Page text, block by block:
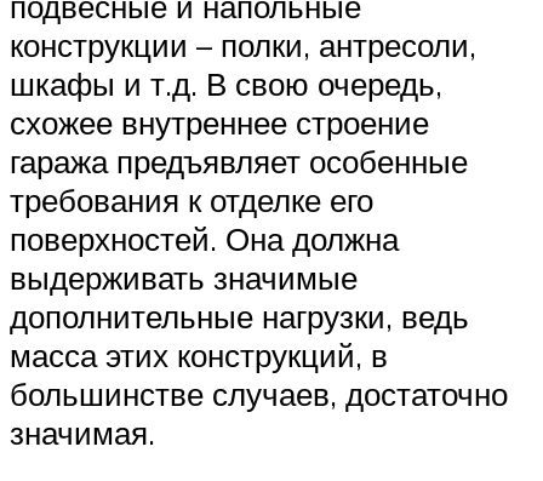
конструкции – полки, антресоли,
шкафы и т.д. В свою очередь,
схожее внутреннее строение
гаража предъявляет особенные
требования к отделке его
поверхностей. Она должна
выдерживать значимые
дополнительные нагрузки, ведь
масса этих конструкций, в
большинстве случаев, достаточно
значимая.